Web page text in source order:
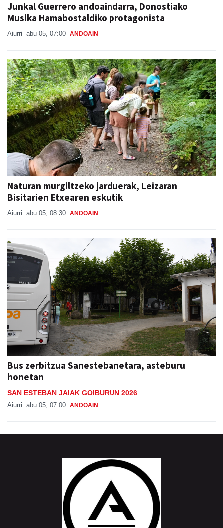
Junkal Guerrero andoaindarra, Donostiako
Musika Hamabostaldiko protagonista
Aiurri abu 05, 07:00 ANDOAIN
Naturan murgiltzeko jarduerak, Leizaran
Bisitarien Etxearen eskutik
Aiurri abu 05, 08:30 ANDOAIN
Bus zerbitzua Sanestebanetara, asteburu
honetan
SAN ESTEBAN JAIAK GOIBURUN 2026
Aiurri abu 05, 07:00 ANDOAIN